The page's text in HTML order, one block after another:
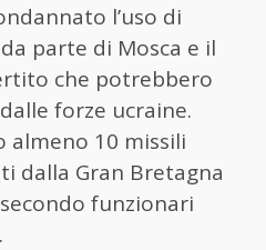
l’uso di
parte di Mosca e il
che potrebbero
forze ucraine.
almeno 10 missili
dalla Gran Bretagna
funzionari